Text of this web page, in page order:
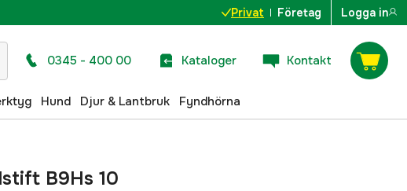
Privat Företag Logga in
0345 - 400 00 Kataloger Kontakt
Hund Djur & Lantbruk Fyndhörna
B9Hs 10